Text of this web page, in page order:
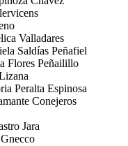
Valladares
Saldías Peñafiel
Flores Peñailillo
Peralta Espinosa
Conejeros
Jara